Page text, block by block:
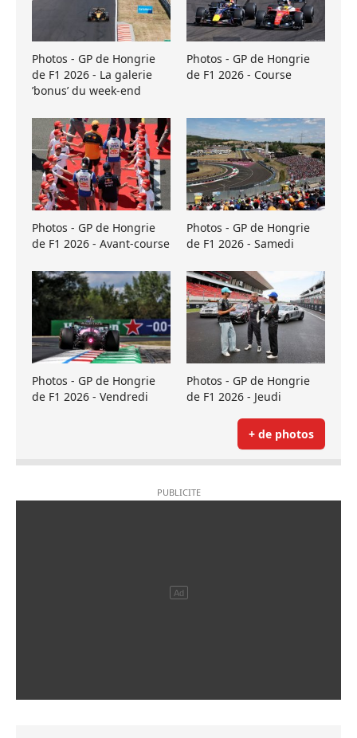
Photos - GP de Hongrie
de F1 2026 - La galerie
’bonus’ du week-end
Photos - GP de Hongrie
de F1 2026 - Course
Photos - GP de Hongrie
de F1 2026 - Avant-course
Photos - GP de Hongrie
de F1 2026 - Samedi
Photos - GP de Hongrie
de F1 2026 - Vendredi
Photos - GP de Hongrie
de F1 2026 - Jeudi
+ de photos